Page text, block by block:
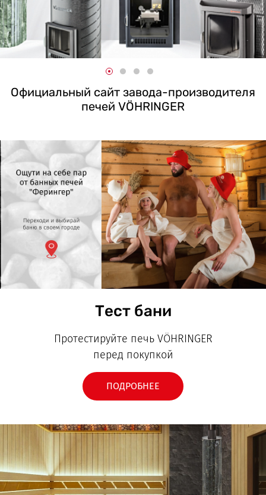
Официальный сайт завода-производителя
печей VÖHRINGER
Тест бани
Протестируйте печь VÖHRINGER
перед покупкой
ПОДРОБНЕЕ